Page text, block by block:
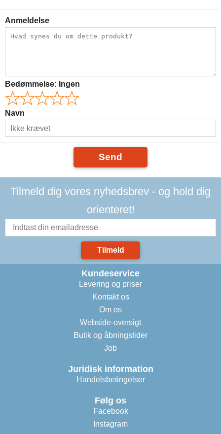
Anmeldelse
Bedømmelse: Ingen
Navn
Send
Tilmeld dig vores nyhedsbrev - og hold dig
orienteret!
Tilmeld
Kundeservice
Levering og priser
Kontakt os
Om os
Webside-oversigt
Butik og åbningstider
Job
Juridisk information
Handelsbetingelser
Følg os
Facebook
Instagram